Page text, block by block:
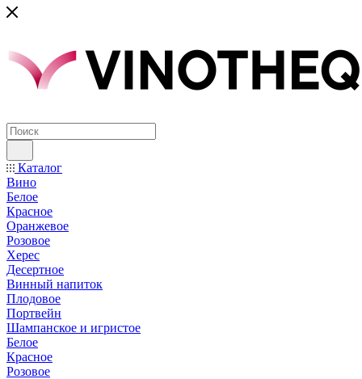
Каталог
Вино
Белое
Красное
Оранжевое
Розовое
Херес
Десертное
Винный напиток
Плодовое
Портвейн
Шампанское и игристое
Белое
Красное
Розовое